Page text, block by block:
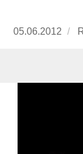
Publicado
05.06.2012